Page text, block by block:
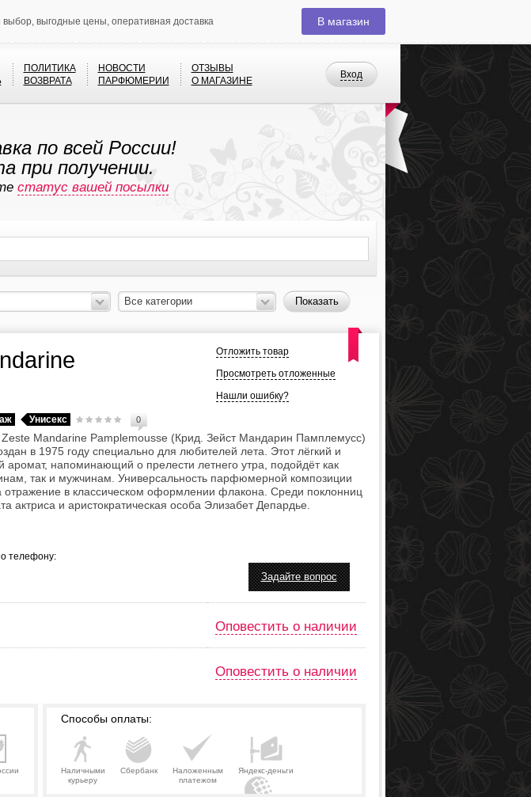
выгодные цены, оперативная доставка В магазин
Вход
ПОЛИТИКА
ВОЗВРАТА
НОВОСТИ
ПАРФЮМЕРИИ
ОТЗЫВЫ
О МАГАЗИНЕ
по всей России!
при получении.
статус вашей посылки
Все категории Показать
Отложить товар
Просмотреть отложенные
Нашли ошибку?
Унисекс 0
Mandarine Pamplemousse (Крид. Зейст Мандарин Памплемусс)
в 1975 году специально для любителей лета. Этот лёгкий и
аромат, напоминающий о прелести летнего утра, подойдёт как
так и мужчинам. Универсальность парфюмерной композиции
отражение в классическом оформлении флакона. Среди поклонниц
актриса и аристократическая особа Элизабет Депардье.
Задайте вопрос
телефону:
Оповестить о наличии
Оповестить о наличии
Способы оплаты:
Наличными
курьеру
Сбербанк
Наложенным
платежом
Яндекс-деньги